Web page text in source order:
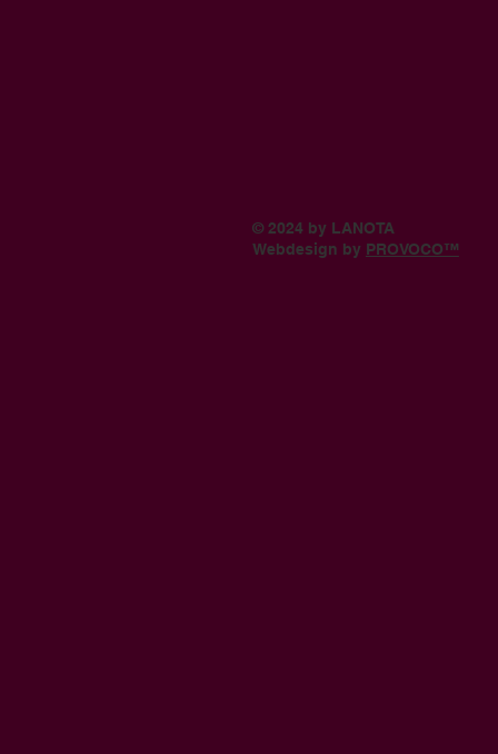
© 2024 by LANOTA
Webdesign by PROVOCO™